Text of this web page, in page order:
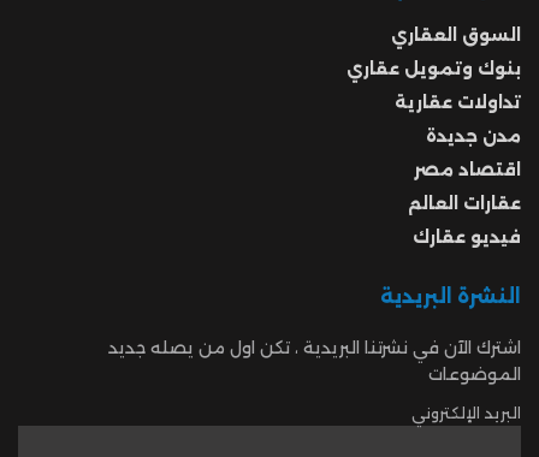
السوق العقاري
بنوك وتمويل عقاري
تداولات عقارية
مدن جديدة
اقتصاد مصر
عقارات العالم
فيديو عقارك
النشرة البريدية
اشترك الآن في نشرتنا البريدية ، تكن اول من يصله جديد
الموضوعات
البريد الإلكتروني